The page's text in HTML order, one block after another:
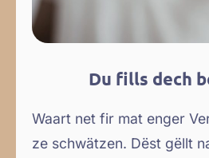
Du fills dech
Waart net fir mat enger
ze schwätzen. Dëst gëllt